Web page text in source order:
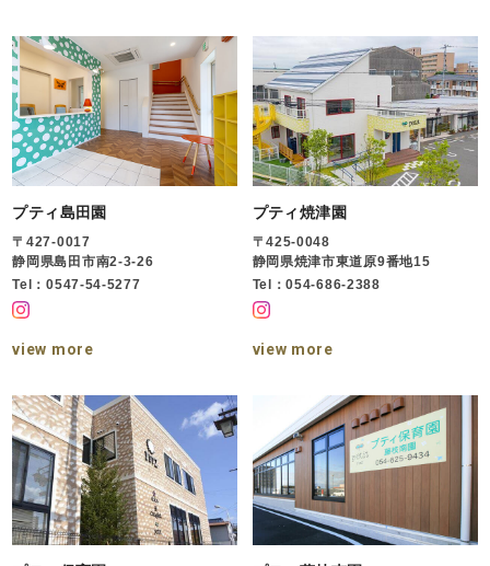
プティ島田園
〒427-0017
静岡県島田市南2-3-26
Tel：0547-54-5277
view more
プティ焼津園
〒425-0048
静岡県焼津市東道原9番地15
Tel：054-686-2388
view more